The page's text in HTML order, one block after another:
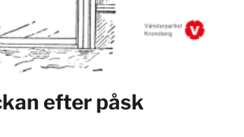
efter påsk